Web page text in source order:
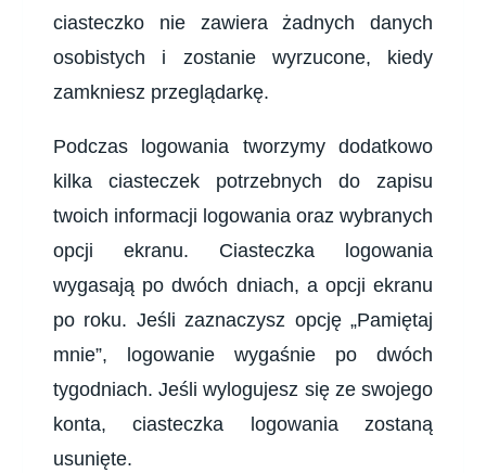
ciasteczko nie zawiera żadnych danych
osobistych i zostanie wyrzucone, kiedy
zamkniesz przeglądarkę.
Podczas logowania tworzymy dodatkowo
kilka ciasteczek potrzebnych do zapisu
twoich informacji logowania oraz wybranych
opcji ekranu. Ciasteczka logowania
wygasają po dwóch dniach, a opcji ekranu
po roku. Jeśli zaznaczysz opcję „Pamiętaj
mnie”, logowanie wygaśnie po dwóch
tygodniach. Jeśli wylogujesz się ze swojego
konta, ciasteczka logowania zostaną
usunięte.